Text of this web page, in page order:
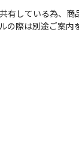
有している為、商
の際は別途ご案内